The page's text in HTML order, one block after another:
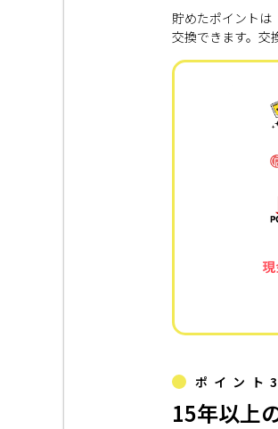
貯めたポイントは
交換できます。交
ポイント3
15年以上